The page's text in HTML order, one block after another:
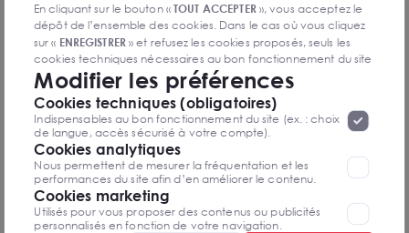
Michael GOLDENBERG
Paris
01 85 53 76 04
Mettre en favoris
Nom Prénom
En cliquant sur le bouton «TOUT ACCEPTER», vous acceptez le
dépôt de l’ensemble des cookies. Dans le cas où vous cliquez
sur « ENREGISTRER» et refusez les cookies proposés, seuls les
cookies techniques nécessaires au bon fonctionnement du site
seront déposés. Pour plus d’informations, vous pouvez consulter
la page«Protection des données à caractère
personnel ».Lorsque vous naviguez sur notre site internet, il
peut être amenée à déposer des cookies. Vous avez la
possibilité de désactiver les cookies, ces réglages ne seront
valables que sur le navigateur que vous utilisez actuellement
Modifier les préférences
Cookies techniques (obligatoires)
Indispensables au bon fonctionnement du site (ex. : choix
de langue, accès sécurisé à votre compte).
Cookies analytiques
Nous permettent de mesurer la fréquentation et les
performances du site afin d’en améliorer le contenu.
Cookies marketing
Utilisés pour vous proposer des contenus ou publicités
personnalisés en fonction de votre navigation.